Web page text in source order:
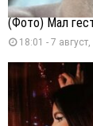
(Фото) Мал
18:01 - 7